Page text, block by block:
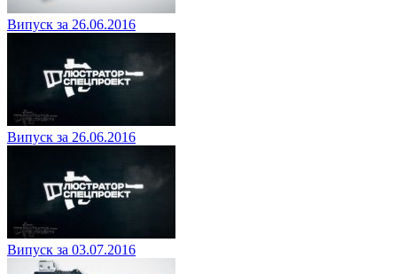
Випуск за 26.06.2016
Випуск за 26.06.2016
Випуск за 03.07.2016